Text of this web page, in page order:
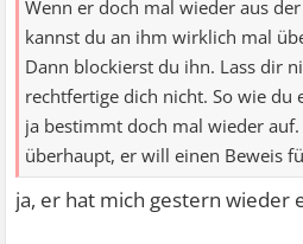
Wenn er doch mal wieder aus
kannst du an ihm wirklich mal
Dann blockierst du ihn. Lass dir
rechtfertige dich nicht. So wie du
ja bestimmt doch mal wieder auf.
überhaupt, er will einen Beweis
ja, er hat mich gestern wieder